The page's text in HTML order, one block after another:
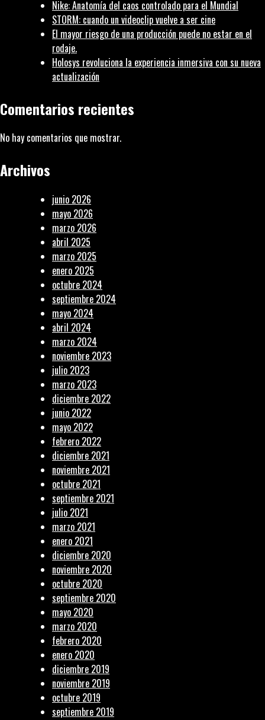
Nike: Anatomía del caos controlado para el Mundial
STORM: cuando un videoclip vuelve a ser cine
El mayor riesgo de una producción puede no estar en el
rodaje.
Holosys revoluciona la experiencia inmersiva con su nueva
actualización
Comentarios recientes
No hay comentarios que mostrar.
Archivos
junio 2026
mayo 2026
marzo 2026
abril 2025
marzo 2025
enero 2025
octubre 2024
septiembre 2024
mayo 2024
abril 2024
marzo 2024
noviembre 2023
julio 2023
marzo 2023
diciembre 2022
junio 2022
mayo 2022
febrero 2022
diciembre 2021
noviembre 2021
octubre 2021
septiembre 2021
julio 2021
marzo 2021
enero 2021
diciembre 2020
noviembre 2020
octubre 2020
septiembre 2020
mayo 2020
marzo 2020
febrero 2020
enero 2020
diciembre 2019
noviembre 2019
octubre 2019
septiembre 2019